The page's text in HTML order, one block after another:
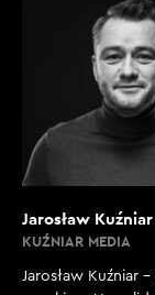
Jarosław Kuźniar
KUŹNIAR MEDIA
Jarosław Kuźniar